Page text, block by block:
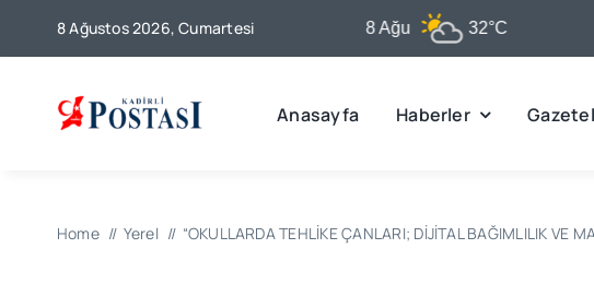
8 Ağustos 2026, Cumartesi
Kadirli 8 Ağu 32°C 9
Anasayfa Haberler
Home Yerel “OKULLARDA TEHLİKE ÇANLARI; DİJİTAL BAĞIMLILIK VE